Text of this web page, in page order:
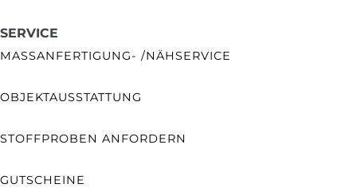
SERVICE
MASSANFERTIGUNG- /NÄHSERVICE
OBJEKTAUSSTATTUNG
STOFFPROBEN ANFORDERN
GUTSCHEINE